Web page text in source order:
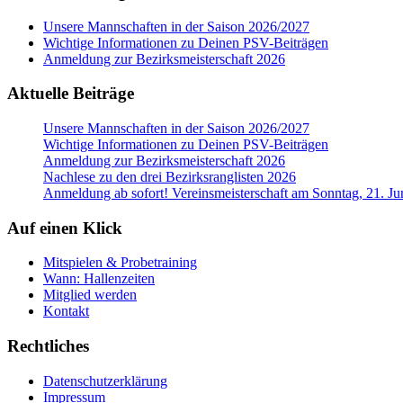
Unsere Mannschaften in der Saison 2026/2027
Wichtige Informationen zu Deinen PSV-Beiträgen
Anmeldung zur Bezirksmeisterschaft 2026
Aktuelle Beiträge
Unsere Mannschaften in der Saison 2026/2027
Wichtige Informationen zu Deinen PSV-Beiträgen
Anmeldung zur Bezirksmeisterschaft 2026
Nachlese zu den drei Bezirksranglisten 2026
Anmeldung ab sofort! Vereinsmeisterschaft am Sonntag, 21.
Auf einen Klick
Mitspielen & Probetraining
Wann: Hallenzeiten
Mitglied werden
Kontakt
Rechtliches
Datenschutzerklärung
Impressum